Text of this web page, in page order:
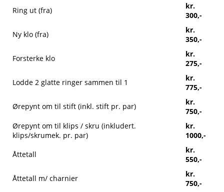
Ring ut (fra)
kr.
300,-
Ny klo (fra)
kr.
350,-
Forsterke klo
kr.
275,-
Lodde 2 glatte ringer sammen til 1
kr.
775,-
Ørepynt om til stift (inkl. stift pr. par)
kr.
750,-
Ørepynt om til klips / skru (inkludert.
klips/skrumek. pr. par)
kr.
1000,-
Åttetall
kr.
550,-
Åttetall m/ charnier
kr.
750,-